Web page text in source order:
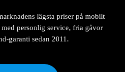
lägsta priser på mobilt
personlig service, fria gåvor
garanti sedan 2011.